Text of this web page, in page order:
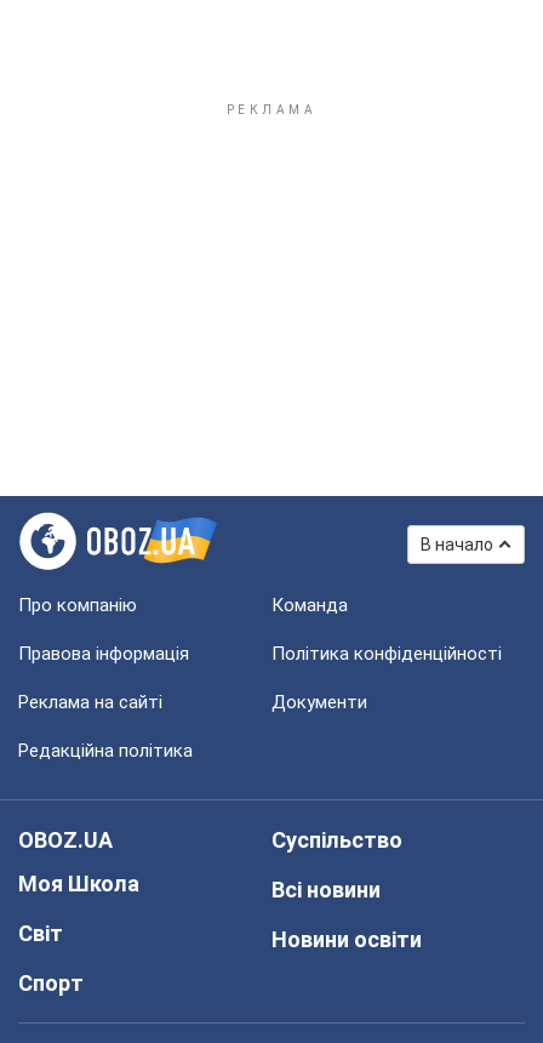
В начало
Про компанію Команда
Правова інформація Політика конфіденційності
Реклама на сайті Документи
Редакційна політика
OBOZ.UA
Моя Школа
Світ
Спорт
Суспільство
Всі новини
Новини освіти